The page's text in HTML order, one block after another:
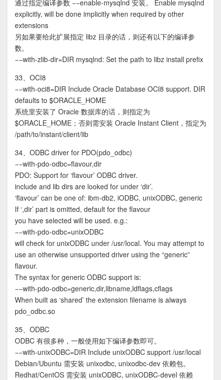
通过指定编译参数 −−enable-mysqlnd 安装。 Enable mysqlnd
explicitly, will be done implicitly when required by other
extensions
另如果要给此扩展指定 libz 目录的话，则还有以下的编译参
数。
−−with-zlib-dir=DIR mysqlnd: Set the path to libz install prefix
33、OCI8
−−with-oci8=DIR Include Oracle Database OCI8 support. DIR
defaults to $ORACLE_HOME
系统里安装了 Oracle 数据库的话，则指定为
$ORACLE_HOME；否则需安装 Oracle Instant Client，指定为
/path/to/instant/client/lib
34、ODBC driver for PDO(pdo_odbc)
−−with-pdo-odbc=flavour,dir
PDO: Support for ‘flavour’ ODBC driver.
include and lib dirs are looked for under ‘dir’.
‘flavour’ can be one of: ibm-db2, iODBC, unixODBC, generic
If ‘,dir’ part is omitted, default for the flavour
you have selected will be used. e.g.:
−−with-pdo-odbc=unixODBC
will check for unixODBC under /usr/local. You may attempt to
use an otherwise unsupported driver using the “generic”
flavour.
The syntax for generic ODBC support is:
−−with-pdo-odbc=generic,dir,libname,ldflags,cflags
When built as ‘shared’ the extension filename is always
pdo_odbc.so
35、ODBC
ODBC 有很多种，一般使用如下编译参数即可。
−−with-unixODBC=DIR Include unixODBC support /usr/local
Debian/Ubuntu 需安装 unixodbc, unixodbc-dev 依赖包。
Redhat/CentOS 需安装 unixODBC, unixODBC-devel 依赖